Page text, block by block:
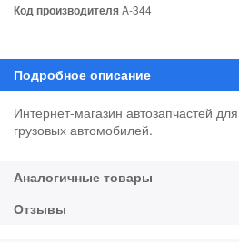
Код производителяA-344
Интернет-магазин автозапчастей
грузовых автомобилей.